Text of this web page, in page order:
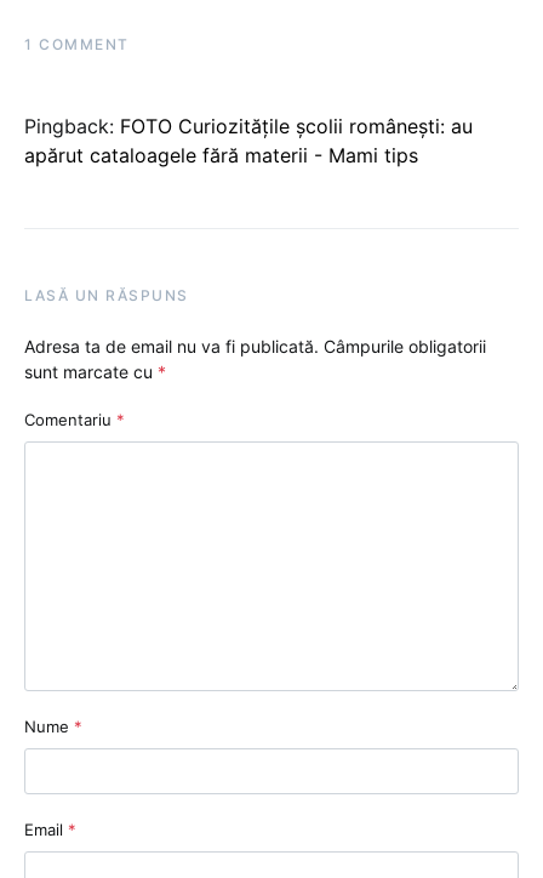
1 COMMENT
Pingback: FOTO Curiozitățile școlii românești: au
apărut cataloagele fără materii - Mami tips
LASĂ UN RĂSPUNS
Adresa ta de email nu va fi publicată. Câmpurile obligatorii
sunt marcate cu *
Comentariu *
Nume *
Email *